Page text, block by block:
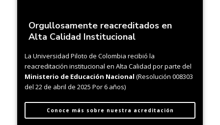
Orgullosamente reacreditados en
Alta Calidad Institucional
La Universidad Piloto de Colombia recibió la
reacreditación institucional en Alta Calidad por parte del
Ministerio de Educación Nacional (Resolución 008303
del 22 de abril de 2025 Por 6 años)
Conoce más sobre nuestra acreditación